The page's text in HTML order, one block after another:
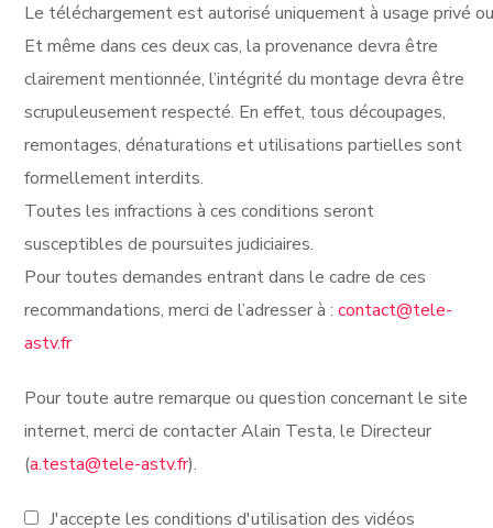
Le téléchargement est autorisé uniquement à usage privé
Et même dans ces deux cas, la provenance devra être
clairement mentionnée, l’intégrité du montage devra être
scrupuleusement respecté. En effet, tous découpages,
remontages, dénaturations et utilisations partielles sont
formellement interdits.
Toutes les infractions à ces conditions seront
susceptibles de poursuites judiciaires.
Pour toutes demandes entrant dans le cadre de ces
recommandations, merci de l’adresser à :contact@tele-
astv.fr
Pour toute autre remarque ou question concernant le site
internet, merci de contacter Alain Testa, le Directeur
(a.testa@tele-astv.fr).
J'accepte les conditions d'utilisation des vidéos